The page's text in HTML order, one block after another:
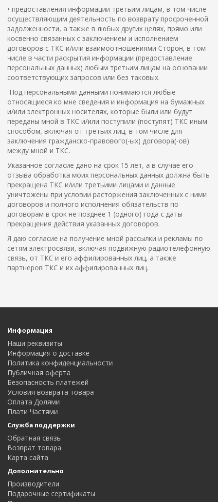
• предоставления информации третьим лицам, в том числе
осуществляющим деятельность по возврату просроченной
задолженности, а также в любых других целях, прямо или
косвенно связанных с заключением и исполнением
договоров с ТКС и/или взаимоотношениями Сторон, в том
числе в части раскрытия информации (предоставление
персональных данных) любым третьим лицам на основании
соответствующих запросов или без таковых.
Под персональными данными понимаются любые
относящиеся ко мне сведения и информация на бумажных
и/или электронных носителях, которые были или будут
переданы мной в ТКС и/или поступили (поступят) ТКС иным
способом, включая от третьих лиц, в том числе для
заключения гражданско-правового(-ых) договора(-ов)
между мной и ТКС.
Указанное согласие дано на срок 15 лет, а в случае его
отзыва обработка моих персональных данных должна быть
прекращена ТКС и/или третьими лицами и данные
уничтожены при условии расторжения заключенных с ними
договоров и полного исполнения обязательств по
договорам в срок не позднее 1 (одного) года с даты
прекращения действия указанных договоров.
Я даю согласие на получение мной рассылки и рекламы по
сетям электросвязи, включая подвижную радиотелефонную
связь, от ТКС и его аффилированных лиц, а также
партнеров ТКС и их аффилированных лиц.
Информация
Наши реквизиты
Информация о доставке
Политика конфиденциальности
Публичная оферта
Безопасность платежей
Условия возврата товара
Оплата Долями
Плати Частями
Служба поддержки
Обратная связь
Возврат товара
Карта сайта
Дополнительно
Производители
Подарочные сертификаты